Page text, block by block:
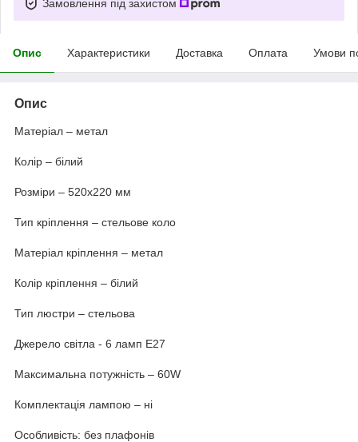
Замовлення під захистом
Опис Характеристики Доставка Оплата Умови
Опис
Матеріал – метал
Колір – білий
Розміри – 520х220 мм
Тип кріплення – стельове коло
Матеріал кріплення – метал
Колір кріплення – білий
Тип люстри – стельова
Джерело світла - 6 ламп Е27
Максимальна потужність – 60W
Комплектація лампою – ні
Особливість: без плафонів